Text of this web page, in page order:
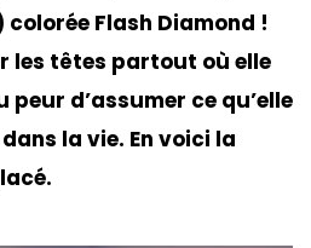
Flash Diamond !
les têtes partout où elle
peur d’assumer ce qu’elle
la vie. En voici la